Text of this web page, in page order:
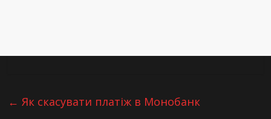
← Як скасувати платіж в Монобанк